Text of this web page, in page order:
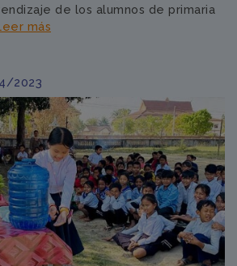
de los alumnos de primaria
más
2023